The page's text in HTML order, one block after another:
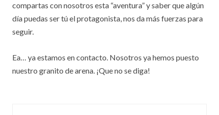
compartas con nosotros esta “aventura” y saber que algún
día puedas ser tú el protagonista, nos da más fuerzas para
seguir.
Ea… ya estamos en contacto. Nosotros ya hemos puesto
nuestro granito de arena. ¡Que no se diga!